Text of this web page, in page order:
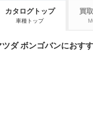
カタログトップ
車種トップ
買
ツダ ボンゴバンにおす